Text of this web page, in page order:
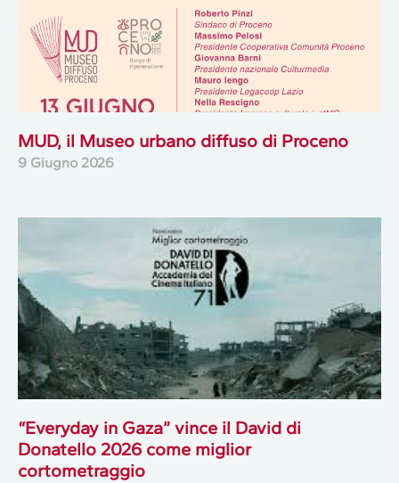
MUD, il Museo urbano diffuso di Proceno
9 Giugno 2026
“Everyday in Gaza” vince il David di
Donatello 2026 come miglior
cortometraggio